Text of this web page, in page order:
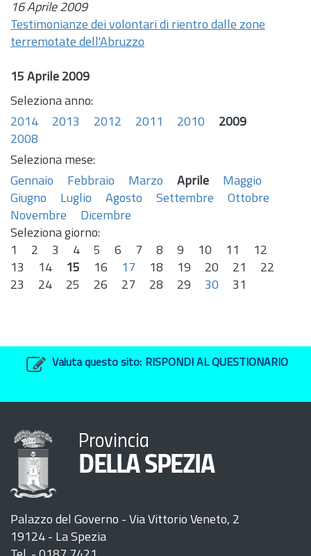
16 Aprile 2009
Testimonianze dei volontari di rientro dalle zone
terremotate dell'Abruzzo
15 Aprile 2009
Seleziona anno:
2014
2013 2012 2011 2010
2009
2008
Seleziona mese:
Gennaio
Febbraio Marzo Aprile
Maggio
Giugno
Luglio Agosto Settembre
Ottobre
Novembre
Dicembre
Seleziona giorno:
1
2 3 4 5 6 7 8 9 10 11
12
13
14 15 16 17 18 19 20 21
22
23
24 25 26 27 28 29 30 31
Valuta questo sito: RISPONDI AL QUESTIONARIO
Provincia
DELLA SPEZIA
Palazzo del Governo - Via Vittorio Veneto, 2
19124 - La Spezia